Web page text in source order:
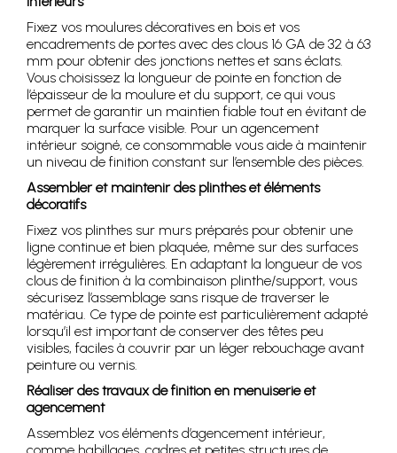
Fixez vos moulures décoratives en bois et vos
encadrements de portes avec des clous 16 GA de 32 à 63
mm pour obtenir des jonctions nettes et sans éclats.
Vous choisissez la longueur de pointe en fonction de
l’épaisseur de la moulure et du support, ce qui vous
permet de garantir un maintien fiable tout en évitant de
marquer la surface visible. Pour un agencement
intérieur soigné, ce consommable vous aide à maintenir
un niveau de finition constant sur l’ensemble des pièces.
Assembler et maintenir des plinthes et éléments
décoratifs
Fixez vos plinthes sur murs préparés pour obtenir une
ligne continue et bien plaquée, même sur des surfaces
légèrement irrégulières. En adaptant la longueur de vos
clous de finition à la combinaison plinthe/support, vous
sécurisez l’assemblage sans risque de traverser le
matériau. Ce type de pointe est particulièrement adapté
lorsqu’il est important de conserver des têtes peu
visibles, faciles à couvrir par un léger rebouchage avant
peinture ou vernis.
Réaliser des travaux de finition en menuiserie et
agencement
Assemblez vos éléments d’agencement intérieur,
comme habillages, cadres et petites structures de